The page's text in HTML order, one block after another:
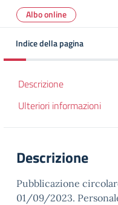
Albo online
Indice della pagina
Descrizione
Ulteriori informazioni
Descrizione
Pubblicazione
01/09/2023.